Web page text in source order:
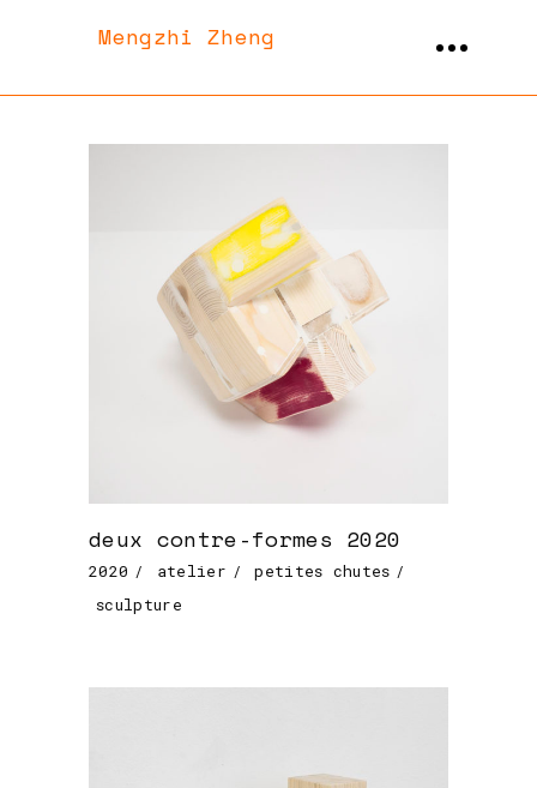
Mengzhi Zheng
deux contre-formes 2020
2020 atelier
petites chutes
sculpture